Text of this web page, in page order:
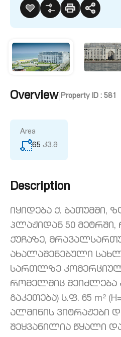
Overview| Property ID : 581
Area
65 კვ.მ
Description
იყიდება ქ. ბათუმში,
პლაჟიდან 50
ქუჩაზე,
ახალაშენებული
სართლზე
რომელშიც შეიძლება
გაკეთება) ს.ფ. 65 m²
ალმინის ვიტრაჟები
შეყვანილია წყალი